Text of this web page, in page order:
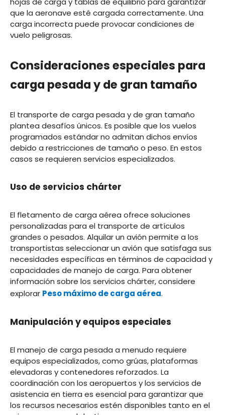
que la aeronave esté cargada correctamente. Una
carga incorrecta puede provocar condiciones de
vuelo peligrosas.
Consideraciones especiales para
carga pesada y de gran tamaño
El transporte de carga pesada y de gran tamaño
plantea desafíos únicos. Es posible que los vuelos
programados estándar no admitan dichos envíos
debido a restricciones de tamaño o peso. En estos
casos se requieren servicios especializados.
Uso de servicios chárter
El fletamento de carga aérea ofrece soluciones
personalizadas para el transporte de artículos
grandes o pesados. Alquilar un avión permite a los
transportistas seleccionar un avión que satisfaga sus
necesidades específicas en términos de capacidad y
capacidades de manejo de carga. Para obtener
información sobre los servicios chárter, considere
explorar Peso máximo de carga aérea.
Manipulación y equipos especiales
El manejo de carga pesada a menudo requiere
equipos especializados, como grúas, plataformas
elevadoras y contenedores reforzados. La
coordinación con los aeropuertos y los servicios de
asistencia en tierra es esencial para garantizar que
los recursos necesarios estén disponibles tanto en el